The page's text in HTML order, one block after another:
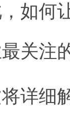
如何
关注
详细